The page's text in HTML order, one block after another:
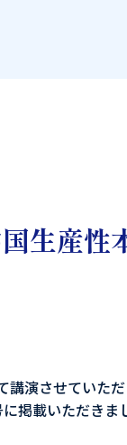
生産性
演させていただ
掲載いただきま